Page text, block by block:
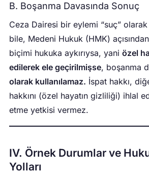
B. Boşanma Davasında Sonuç
Ceza Dairesi bir eylemi “suç”
bile, Medeni Hukuk (HMK)
biçimi hukuka aykırıysa, yani özel
edilerek ele geçirilmişse, boşanma
olarak kullanılamaz. İspat hakkı,
hakkını (özel hayatın gizliliği) ihlal
etme yetkisi vermez.
IV. Örnek Durumlar ve
Yolları